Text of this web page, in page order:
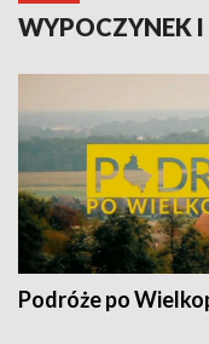
WYPOCZYNEK I
Podróże po